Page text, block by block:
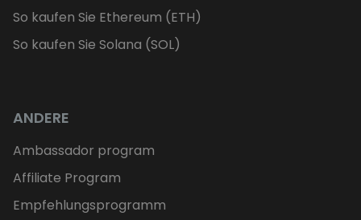
So kaufen Sie Ethereum (ETH)
So kaufen Sie Solana (SOL)
ANDERE
Ambassador program
Affiliate Program
Empfehlungsprogramm